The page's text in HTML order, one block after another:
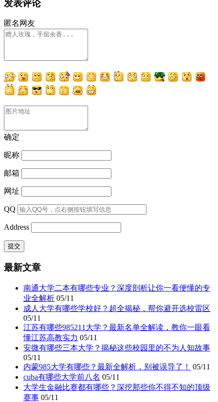
发表评论
匿名网友
确定
昵称
邮箱
网址
QQ
Address
最新文章
南通大学二本有哪些专业？深度剖析让你一看便懂的专
业全解析 05/11
成人大学有哪些学校好？超全揭秘，帮你避开选校雷区
05/11
江苏有哪些985211大学？最新名单全解读，教你一眼看
懂江苏高教实力 05/11
安微有哪些三本大学？揭秘这些校园里的不为人知故事
05/11
内蒙985大学有哪些？最新全解析，别被误导了！
05/11
cuba有哪些大学前八名 05/11
大学生金融比赛都有哪些？深挖那些你不得不知的顶级
赛事 05/11